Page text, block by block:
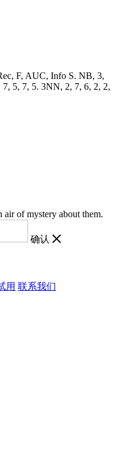
F, AUC, Info S. NB, 3,
5, 7, 5. 3NN, 2, 7, 6, 2, 2,
air of mystery about them.
确认
用 联系我们